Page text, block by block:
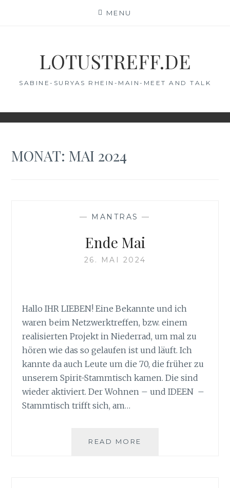
MENU
LOTUSTREFF.DE
SABINE-SURYAS RHEIN-MAIN-MEET AND TALK
MONAT: MAI 2024
— MANTRAS —
Ende Mai
26. MAI 2024
Hallo IHR LIEBEN! Eine Bekannte und ich
waren beim Netzwerktreffen, bzw. einem
realisierten Projekt in Niederrad, um mal zu
hören wie das so gelaufen ist und läuft. Ich
kannte da auch Leute um die 70, die früher zu
unserem Spirit-Stammtisch kamen. Die sind
wieder aktiviert. Der Wohnen – und IDEEN –
Stammtisch trifft sich, am…
READ MORE